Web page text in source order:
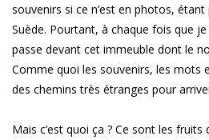
souvenirs si ce n’est en photos,
Suède. Pourtant, à chaque fois que
passe devant cet immeuble dont le
Comme quoi les souvenirs, les mots
des chemins très étranges pour
Mais c’est quoi ça ? Ce sont les